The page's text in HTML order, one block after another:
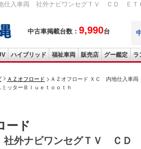
仕入車両 社外ナビワンセグＴＶ ＣＤ ＥＴ
中古車掲載台数： 9,990台
ハイブリッド 福祉車両 販売店 グー鑑定 ラ
ＡＺオフロード
ＡＺオフロード ＸＣ 内地仕入車
ターＢｌｕｅｔｏｏｔｈ
ード
外ナビワンセグＴＶ ＣＤ